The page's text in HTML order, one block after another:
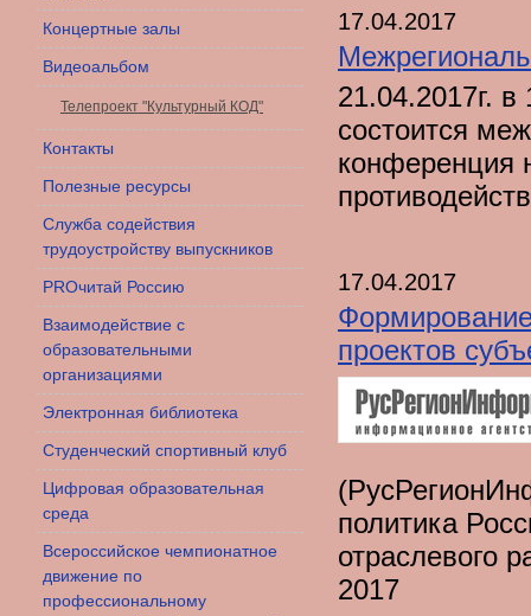
Концертные залы
Видеоальбом
Телепроект "Культурный КОД"
Контакты
Полезные ресурсы
Служба содействия
трудоустройству выпускников
PROчитай Россию
Взаимодействие с
образовательными
организациями
Электронная библиотека
Студенческий спортивный клуб
Цифровая образовательная
среда
Всероссийское чемпионатное
движение по
профессиональному
17.04.2017
21.04.2017г.
состоится
конференция
17.04.2017
Формирование
проектов
политика
отраслевого
2017